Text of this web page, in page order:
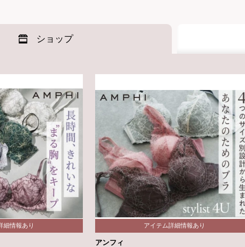
ショップ
アンフィ